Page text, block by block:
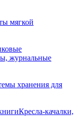
мягкой
журнальные
хранения для
Кресла-качалки,